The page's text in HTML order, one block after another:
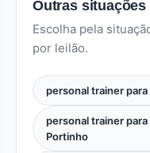
Outras
Escolha pela
por leilão.
personal trainer
personal trainer
Portinho